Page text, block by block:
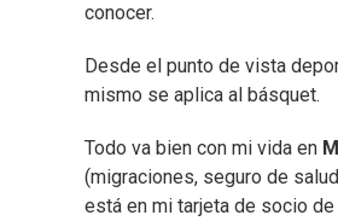
conocer.
Desde el punto de vista
mismo se aplica al básquet.
Todo va bien con mi vida en
(migraciones, seguro de
está en mi tarjeta de socio